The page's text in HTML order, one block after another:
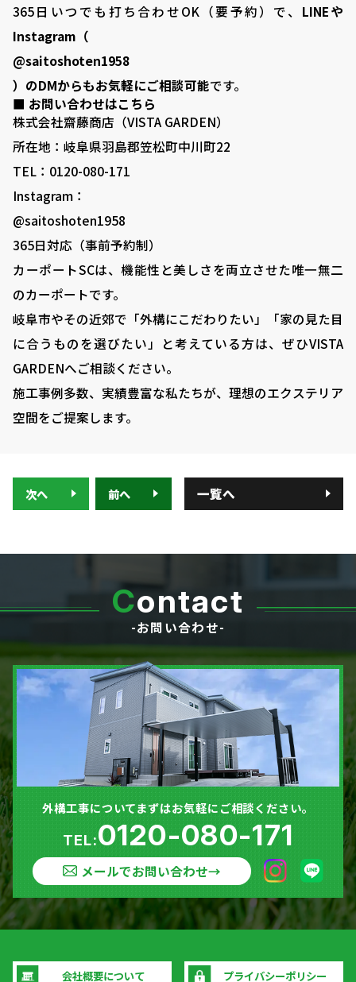
365日いつでも打ち合わせOK（要予約）で、 LINEや
Instagram（
@saitoshoten1958
）のDMからもお気軽にご相談可能です。
■ お問い合わせはこちら
株式会社齋藤商店（VISTA GARDEN）
所在地：岐阜県羽島郡笠松町中川町22
TEL：0120-080-171
Instagram：
@saitoshoten1958
365日対応（事前予約制）
カーポートSCは、機能性と美しさを両立させた唯一無二
のカーポートです。
岐阜市やその近郊で「外構にこだわりたい」「家の見た目
に合うものを選びたい」と考えている方は、ぜひVISTA
GARDENへご相談ください。
施工事例多数、実績豊富な私たちが、理想のエクステリア
空間をご提案します。
次へ 前へ 一覧へ
Contact
-お問い合わせ-
外構工事についてまずはお気軽にご相談ください。
TEL:0120-080-171
メールでお問い合わせ→
会社概要について プライバシーポリシー